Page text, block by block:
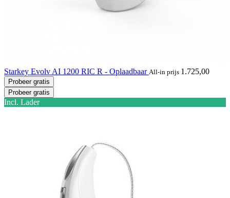
Starkey Evolv AI 1200 RIC R - Oplaadbaar All-in prijs 1.725,00
Probeer gratis
Probeer gratis
Incl. Lader